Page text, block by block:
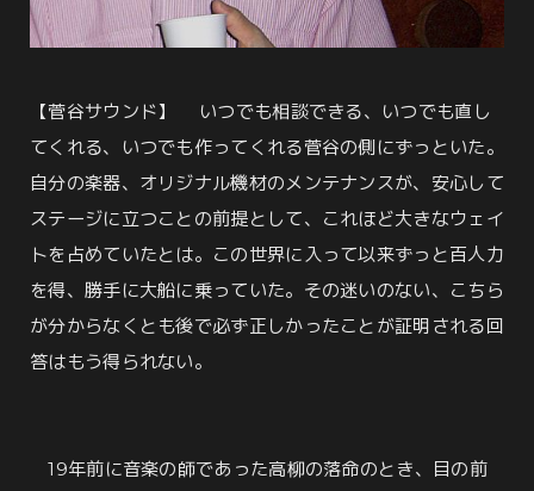
【菅谷サウンド】 いつでも相談できる、いつでも直し
てくれる、いつでも作ってくれる菅谷の側にずっといた。
自分の楽器、オリジナル機材のメンテナンスが、安心して
ステージに立つことの前提として、これほど大きなウェイ
トを占めていたとは。この世界に入って以来ずっと百人力
を得、勝手に大船に乗っていた。その迷いのない、こちら
が分からなくとも後で必ず正しかったことが証明される回
答はもう得られない。
19年前に音楽の師であった高柳の落命のとき、目の前